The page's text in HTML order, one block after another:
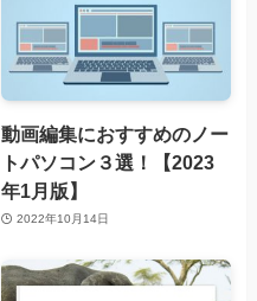
動画編集におすすめのノー
トパソコン３選！【2023
年1月版】
2022年10月14日